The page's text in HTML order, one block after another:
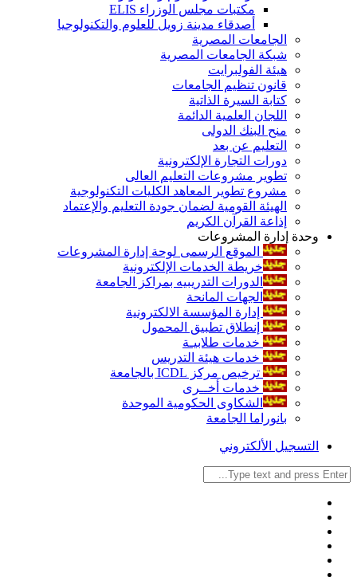
مكتبات مجلس الوزراء ELIS
أصدقاء مدينة زويل للعلوم والتكنولوجيا
الجامعات المصرية
شبكة الجامعات المصرية
هيئة الفولبرايت
قانون تنظيم الجامعات
كتابة السيرة الذاتية
اللجان العلمية الدائمة
منح البنك الدولى
التعليم عن بعد
دورات التجارة الإلكترونية
تطوير مشروعات التعليم العالى
مشروع تطوير المعاهد الكليات التكنولوجية
الهيئة القومية لضمان جودة التعليم والإعتماد
إذاعة القرآن الكريم
وحدة إدارة المشروعات
الموقع الرسمى لوحة إدارة المشروعات
خريطة الخدمات الإلكترونية
الدورات التدريبيه بمراكز الجامعة
الجهات المانحة
إدارة المؤسسة الالكترونية
إنطلاق تطبيق المحمول
خدمات طلابيـة
خدمات هيئة التدريس
ترخيص مركز ICDL بالجامعة
خدمات أخــرى
الشكاوى الحكومية الموحدة
بانوراما الجامعة
التسجيل الألكتروني